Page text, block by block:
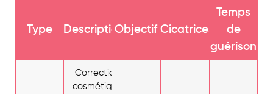
Type DescriptionObjectif Cicatrices
Temps
de
guérison
Correction
cosmétique